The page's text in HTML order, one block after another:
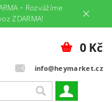
• Rozvážíme
ZDARMA!
info@heymarket.cz
0 Kč